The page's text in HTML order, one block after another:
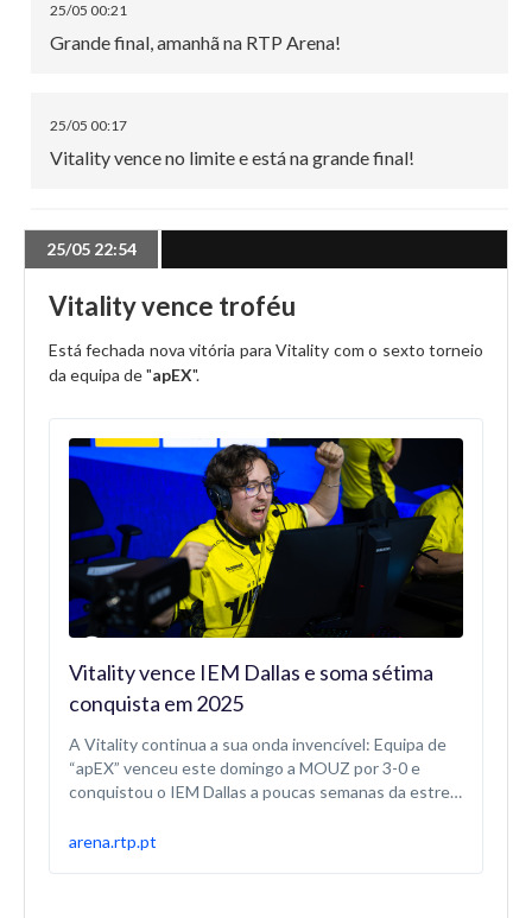
25/05 00:21
Grande final, amanhã na RTP Arena!
25/05 00:17
Vitality vence no limite e está na grande final!
24/05 20:18
MOUZ garante a grande final!
24/05 00:38
Meias finais jogam-se no sábado
24/05 00:29
Falcons avança para a meia final
23/05 23:20
GamerLegion abre portas para o Inferno
23/05 22:11
Falcons celebra primeiro mapa
The MongolZ está nas meias finais
25/05 22:54
Vitality vence troféu
Está fechada nova vitória para Vitality com o sexto torneio
da equipa de "apEX".
Vitality vence IEM Dallas e soma sétima
conquista em 2025
A Vitality continua a sua onda invencível: Equipa de
“apEX” venceu este domingo a MOUZ por 3-0 e
conquistou o IEM Dallas a poucas semanas da estreia
arena.rtp.pt